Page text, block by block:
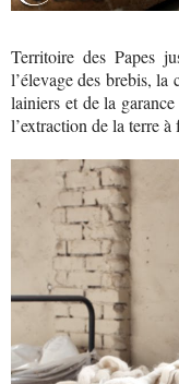
Territoire des Papes
l’élevage des brebis, la
lainiers et de la
l’extraction de la terre à